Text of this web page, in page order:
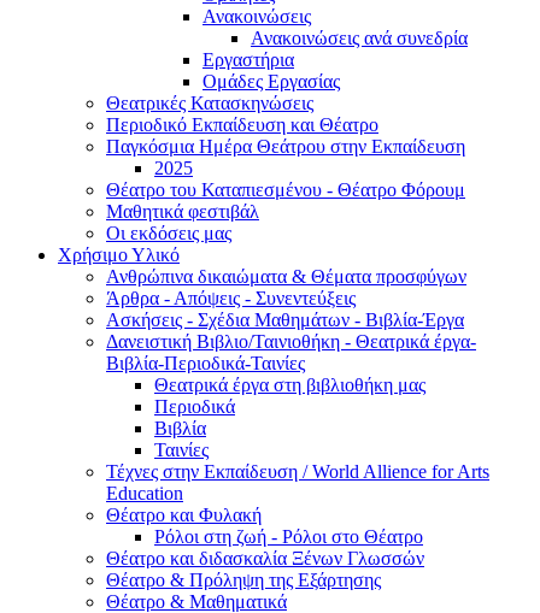
Ανακοινώσεις
Ανακοινώσεις ανά συνεδρία
Εργαστήρια
Ομάδες Εργασίας
Θεατρικές Κατασκηνώσεις
Περιοδικό Εκπαίδευση και Θέατρο
Παγκόσμια Ημέρα Θεάτρου στην Εκπαίδευση
2025
Θέατρο του Καταπιεσμένου - Θέατρο Φόρουμ
Μαθητικά φεστιβάλ
Οι εκδόσεις μας
Χρήσιμο Υλικό
Ανθρώπινα δικαιώματα & Θέματα προσφύγων
Άρθρα - Απόψεις - Συνεντεύξεις
Ασκήσεις - Σχέδια Μαθημάτων - Βιβλία-Έργα
Δανειστική Βιβλιο/Ταινιοθήκη - Θεατρικά έργα-
Βιβλία-Περιοδικά-Ταινίες
Θεατρικά έργα στη βιβλιοθήκη μας
Περιοδικά
Βιβλία
Ταινίες
Τέχνες στην Εκπαίδευση / World Allience for Arts
Education
Θέατρο και Φυλακή
Ρόλοι στη ζωή - Ρόλοι στο Θέατρο
Θέατρο και διδασκαλία Ξένων Γλωσσών
Θέατρο & Πρόληψη της Εξάρτησης
Θέατρο & Μαθηματικά